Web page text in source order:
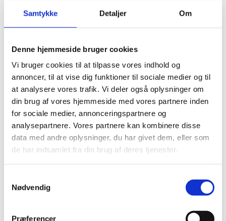
Samtykke Detaljer Om
Denne hjemmeside bruger cookies
Vi bruger cookies til at tilpasse vores indhold og
annoncer, til at vise dig funktioner til sociale medier og til
at analysere vores trafik. Vi deler også oplysninger om
din brug af vores hjemmeside med vores partnere inden
for sociale medier, annonceringspartnere og
analysepartnere. Vores partnere kan kombinere disse
data med andre oplysninger, du har givet dem, eller som
de har indsamlet fra din brug af deres tjenester.
Nødvendig
Præferencer
Hvis dit dokument er udstedt i et land, der har tiltrådt
pågældende land. Den kompetente myndighed er som
påtegnet med en Apostille, kan anvendes i alle lande,
der har tiltrådt Apostille-konventionen.
Du kan finde en liste over de lande, som har tiltrådt
Apostille-konventionenher.
Legalisering af dokumenter udstedt i lande
Hvis dit dokument er udstedt i et land, som ikke har
tiltrådt Apostille-konventionen, bør dit dokument først
land, hvor dokumentet er udstedt og derefter af den